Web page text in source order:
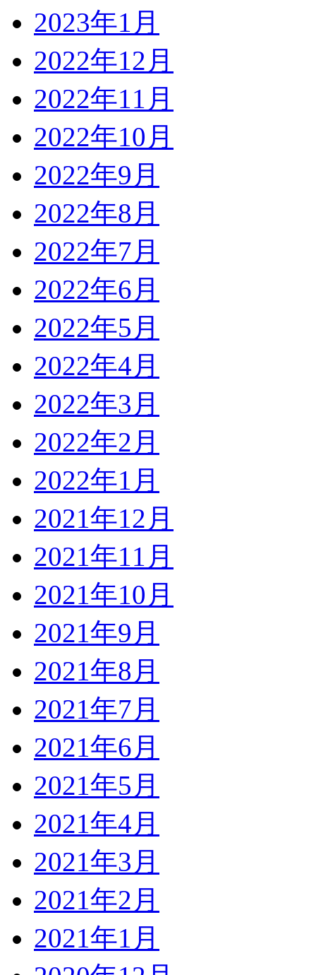
2023年1月
2022年12月
2022年11月
2022年10月
2022年9月
2022年8月
2022年7月
2022年6月
2022年5月
2022年4月
2022年3月
2022年2月
2022年1月
2021年12月
2021年11月
2021年10月
2021年9月
2021年8月
2021年7月
2021年6月
2021年5月
2021年4月
2021年3月
2021年2月
2021年1月